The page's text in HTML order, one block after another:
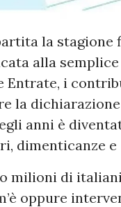
la stagione
alla
Entrate, i
la
anni è
dimenticanze
milioni di
oppure